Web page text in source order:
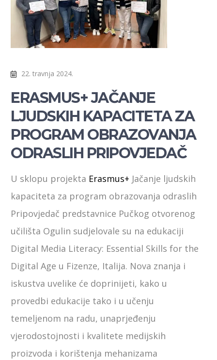
22. travnja 2024.
ERASMUS+ JAČANJE
LJUDSKIH KAPACITETA ZA
PROGRAM OBRAZOVANJA
ODRASLIH PRIPOVJEDAČ
U sklopu projekta Erasmus+ Jačanje ljudskih
kapaciteta za program obrazovanja odraslih
Pripovjedač predstavnice Pučkog otvorenog
učilišta Ogulin sudjelovale su na edukaciji
Digital Media Literacy: Essential Skills for the
Digital Age u Fizenze, Italija. Nova znanja i
iskustva uvelike će doprinijeti, kako u
provedbi edukacije tako i u učenju
temeljenom na radu, unaprjeđenju
vjerodostojnosti i kvalitete medijskih
proizvoda i korištenja mehanizama